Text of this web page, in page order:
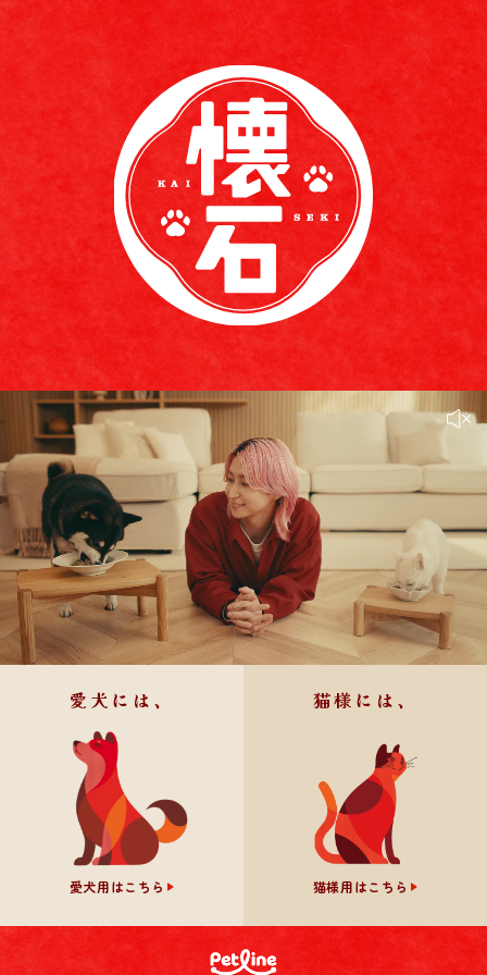
愛犬には、
愛犬用はこちら
猫様には、
猫様用はこちら